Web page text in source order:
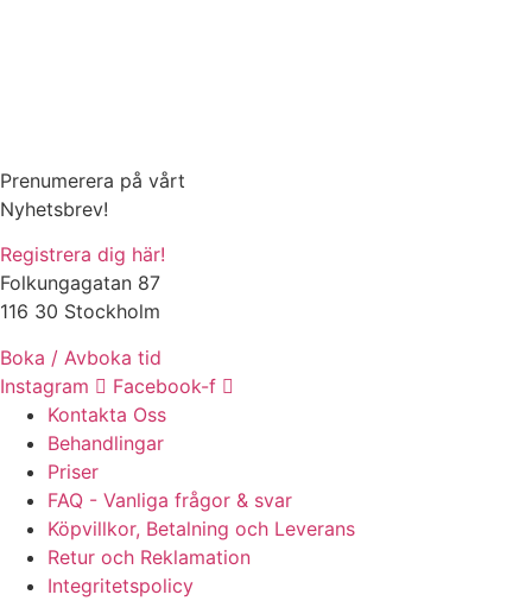
Prenumerera på vårt
Nyhetsbrev!
Registrera dig här!
Folkungagatan 87
116 30 Stockholm
Boka / Avboka tid
Instagram
Facebook-f
Kontakta Oss
Behandlingar
Priser
FAQ - Vanliga frågor & svar
Köpvillkor, Betalning och Leverans
Retur och Reklamation
Integritetspolicy